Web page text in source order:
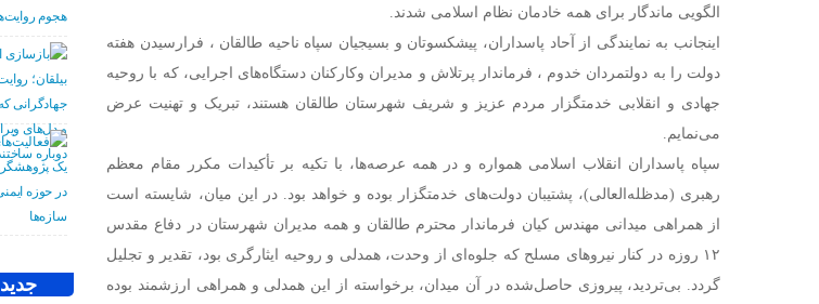
الگویی ماندگار برای همه خادمان نظام اسلامی شدند.
اینجانب به نمایندگی از آحاد پاسداران، پیشکسوتان و بسیجیان سپاه ناحیه طالقان ، فرارسیدن هفته
دولت را به دولتمردان خدوم ، فرماندار پرتلاش و مدیران وکارکنان دستگاه‌های اجرایی، که با روحیه
جهادی و انقلابی خدمتگزار مردم عزیز و شریف شهرستان طالقان هستند، تبریک و تهنیت عرض
می‌نمایم.
سپاه پاسداران انقلاب اسلامی همواره و در همه عرصه‌ها، با تکیه بر تأکیدات مکرر مقام معظم
رهبری (مدظله‌العالی)، پشتیبان دولت‌های خدمتگزار بوده و خواهد بود. در این میان، شایسته است
از همراهی میدانی مهندس کیان فرماندار محترم طالقان و همه مدیران شهرستان در دفاع مقدس
۱۲ روزه در کنار نیروهای مسلح که جلوه‌ای از وحدت، همدلی و روحیه ایثارگری بود، تقدیر و تجلیل
گردد. بی‌تردید، پیروزی حاصل‌شده در آن میدان، برخواسته از این همدلی و همراهی ارزشمند بوده
جدید